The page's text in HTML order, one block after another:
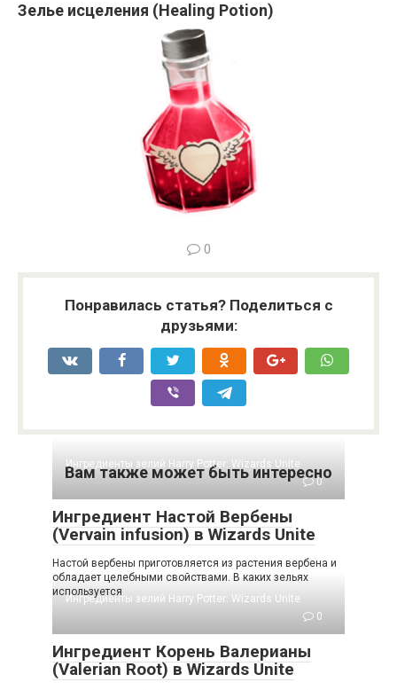
Зелье исцеления (Healing Potion)
0
Понравилась статья? Поделиться с
друзьями:
Вам также может быть интересно
Ингредиенты зелий Harry Potter: Wizards Unite
0
Ингредиент Настой Вербены
(Vervain infusion) в Wizards Unite
Настой вербены приготовляется из растения вербена и
обладает целебными свойствами. В каких зельях
используется
Ингредиенты зелий Harry Potter: Wizards Unite
0
Ингредиент Корень Валерианы
(Valerian Root) в Wizards Unite